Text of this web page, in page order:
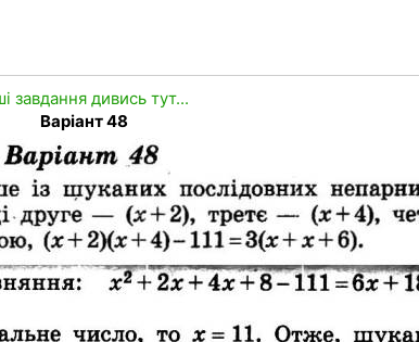
завдання дивись тут...
Варіант 48